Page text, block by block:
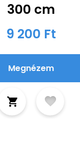
300 cm
9 200 Ft
Megnézem